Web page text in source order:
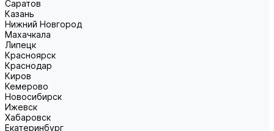
Саратов
Казань
Нижний Новгород
Махачкала
Липецк
Красноярск
Краснодар
Киров
Кемерово
Новосибирск
Ижевск
Хабаровск
Екатеринбург